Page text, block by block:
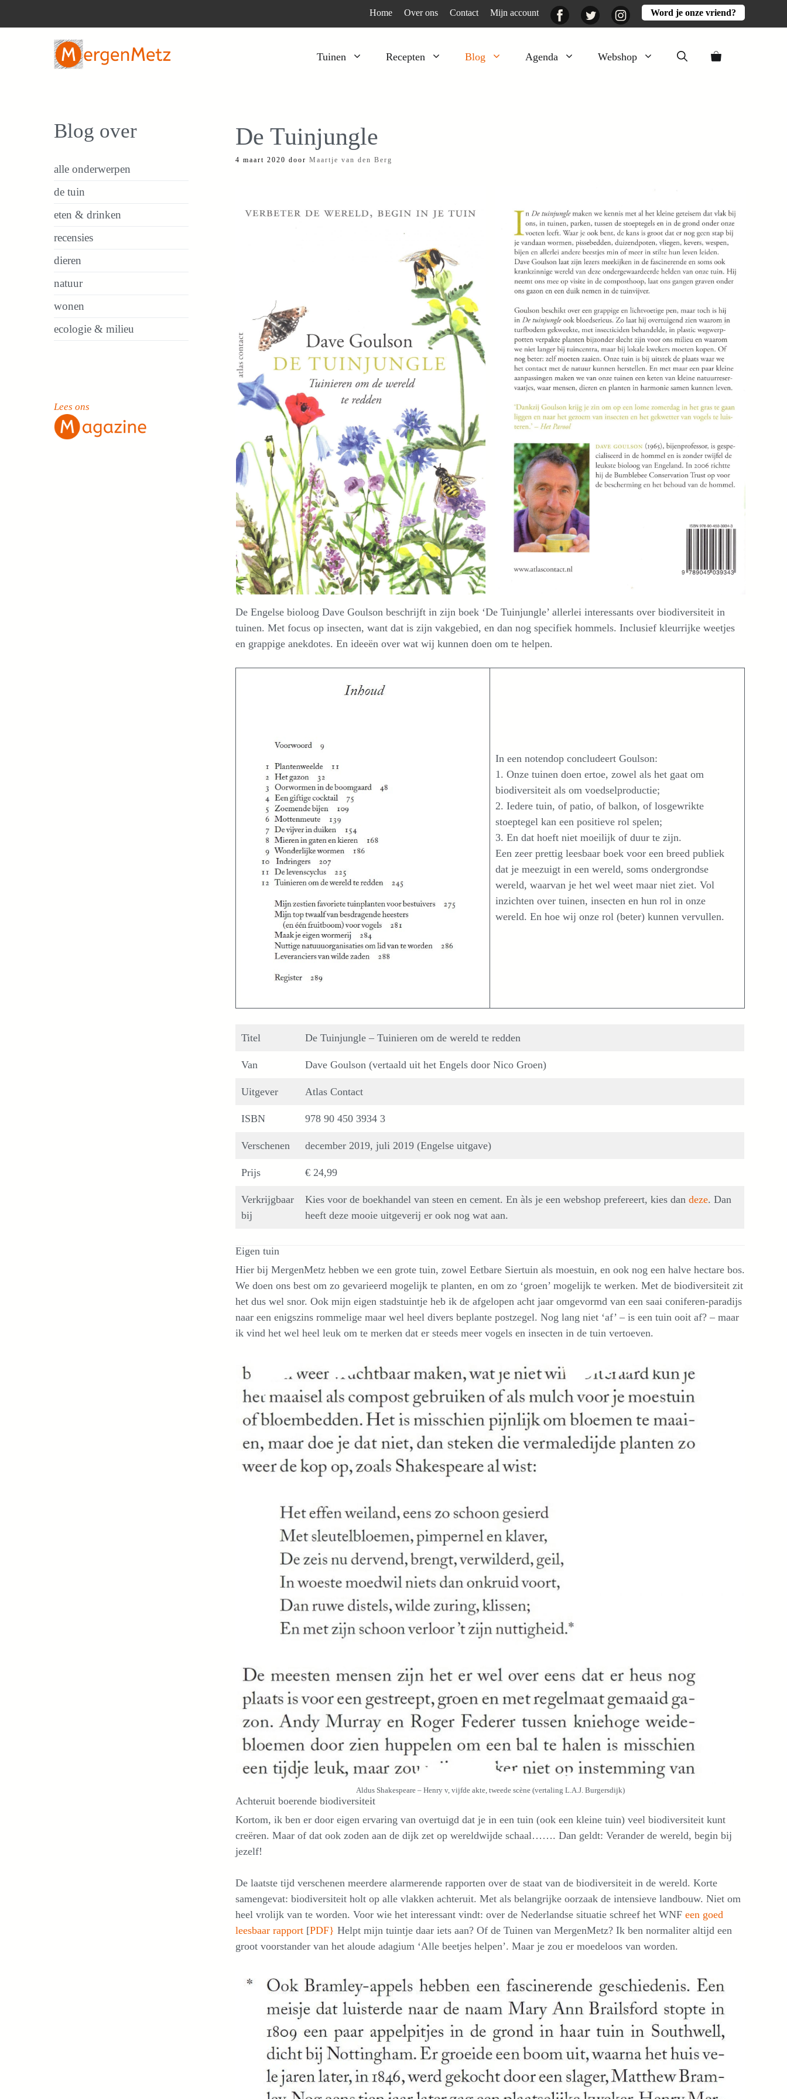
Home Over ons Contact Mijn account FacebookTwitter InstagramWord je onze vriend?
Tuinen Recepten Blog Agenda Webshop
Kruiden
Moestuin
De Tuinjungle
4 maart 2020 door Maartje van den Berg
De Engelse bioloog Dave Goulson beschrijft in zijn boek ‘De Tuinjungle’ allerlei interessants over biodiversiteit in
tuinen. Met focus op insecten, want dat is zijn vakgebied, en dan nog specifiek hommels. Inclusief kleurrijke weetjes
en grappige anekdotes. En ideeën over wat wij kunnen doen om te helpen.
In een notendop concludeert Goulson:
1. Onze tuinen doen ertoe, zowel als het gaat om
biodiversiteit als om voedselproductie;
2. Iedere tuin, of patio, of balkon, of losgewrikte
stoeptegel kan een positieve rol spelen;
3. En dat hoeft niet moeilijk of duur te zijn.
Een zeer prettig leesbaar boek voor een breed publiek
dat je meezuigt in een wereld, soms ondergrondse
wereld, waarvan je het wel weet maar niet ziet. Vol
inzichten over tuinen, insecten en hun rol in onze
wereld. En hoe wij onze rol (beter) kunnen vervullen.
Titel De Tuinjungle – Tuinieren om de wereld te redden
Van Dave Goulson (vertaald uit het Engels door Nico Groen)
Uitgever Atlas Contact
ISBN 978 90 450 3934 3
Verschenen december 2019, juli 2019 (Engelse uitgave)
Prijs € 24,99
Verkrijgbaar
bij
Kies voor de boekhandel van steen en cement. En àls je een webshop prefereert, kies dan deze. Dan
heeft deze mooie uitgeverij er ook nog wat aan.
Eigen tuin
Hier bij MergenMetz hebben we een grote tuin, zowel Eetbare Siertuin als moestuin, en ook nog een halve hectare bos.
We doen ons best om zo gevarieerd mogelijk te planten, en om zo ‘groen’ mogelijk te werken. Met de biodiversiteit zit
het dus wel snor. Ook mijn eigen stadstuintje heb ik de afgelopen acht jaar omgevormd van een saai coniferen-paradijs
naar een enigszins rommelige maar wel heel divers beplante postzegel. Nog lang niet ‘af’ – is een tuin ooit af? – maar
ik vind het wel heel leuk om te merken dat er steeds meer vogels en insecten in de tuin vertoeven.
Aldus Shakespeare – Henry v, vijfde akte, tweede scène (vertaling L.A.J. Burgersdijk)
Achteruit boerende biodiversiteit
Kortom, ik ben er door eigen ervaring van overtuigd dat je in een tuin (ook een kleine tuin) veel biodiversiteit kunt
creëren. Maar of dat ook zoden aan de dijk zet op wereldwijde schaal……. Dan geldt: Verander de wereld, begin bij
jezelf!
De laatste tijd verschenen meerdere alarmerende rapporten over de staat van de biodiversiteit in de wereld. Korte
samengevat: biodiversiteit holt op alle vlakken achteruit. Met als belangrijke oorzaak de intensieve landbouw. Niet om
heel vrolijk van te worden. Voor wie het interessant vindt: over de Nederlandse situatie schreef het WNF een goed
leesbaar rapport [PDF} Helpt mijn tuintje daar iets aan? Of de Tuinen van MergenMetz? Ik ben normaliter altijd een
groot voorstander van het aloude adagium ‘Alle beetjes helpen’. Maar je zou er moedeloos van worden.
Blog over
alle onderwerpen
de tuin
eten & drinken
recensies
dieren
natuur
wonen
ecologie & milieu
Lees ons